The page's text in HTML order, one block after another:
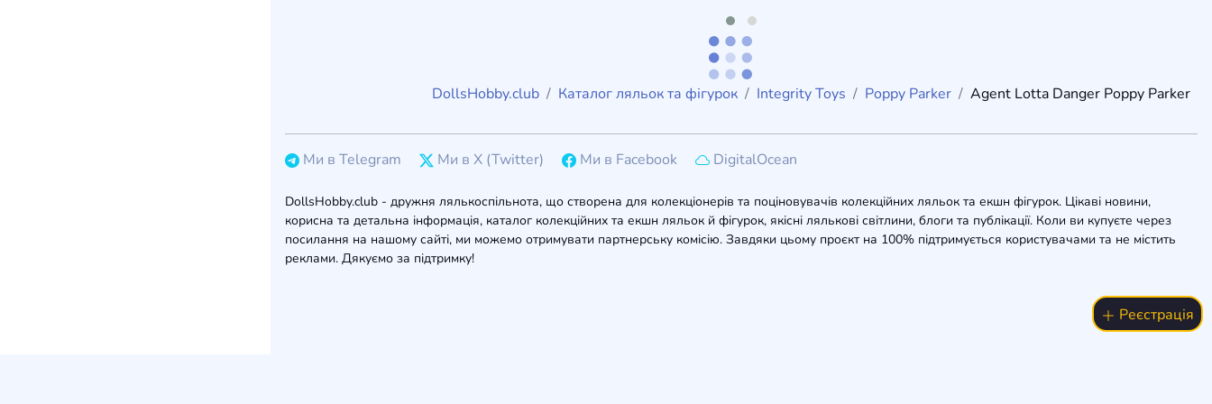
DollsHobby.club Каталог ляльок та фігурок Integrity Toys Poppy Parker Agent Lotta Danger Poppy Parker
Ми в Telegram Ми в X (Twitter) Ми в Facebook DigitalOcean
DollsHobby.club - дружня лялькоспільнота, що створена для колекціонерів та поціновувачів колекційних ляльок та екшн фігурок. Цікаві новини,
корисна та детальна інформація, каталог колекційних та екшн ляльок й фігурок, якісні лялькові світлини, блоги та публікації. Коли ви купуєте через
посилання на нашому сайті, ми можемо отримувати партнерську комісію. Завдяки цьому проєкт на 100% підтримується користувачами та не містить
реклами. Дякуємо за підтримку!
Реєстрація